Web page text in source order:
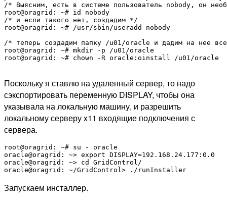
/* Выясним, есть в системе пользователь nobody, он
root@oragrid: ~# id nobody
/* и если такого нет, создадим */
root@oragrid: ~# /usr/sbin/useradd nobody
/* теперь создадим папку /u01/oracle и дадим на нее
root@oragrid: ~# mkdir -p /u01/oracle
root@oragrid: ~# chown -R oracle:oinstall /u01/oracle
Поскольку я ставлю на удаленный сервер, то надо
сэкспортировать переменную DISPLAY, чтобы она
указывала на локальную машину, и разрешить
локальному серверу x11 входящие подключения с
сервера.
root@oragrid: ~# su - oracle
oracle@oragrid: ~> export DISPLAY=192.168.24.177:0.0
oracle@oragrid: ~> cd GridControl/
Запускаем инсталлер.